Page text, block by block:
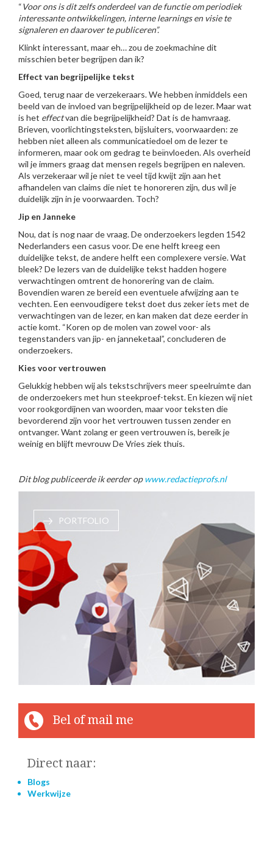
“Voor ons is dit zelfs onderdeel van de functie om periodiek
interessante ontwikkelingen, interne learnings en visie te
signaleren en daarover te publiceren”.
Klinkt interessant, maar eh… zou de zoekmachine dit
misschien beter begrijpen dan ik?
Effect van begrijpelijke tekst
Goed, terug naar de verzekeraars. We hebben inmiddels een
beeld van de invloed van begrijpelijkheid op de lezer. Maar wat
is het effectvan die begrijpelijkheid? Dat is de hamvraag.
Brieven, voorlichtingsteksten, bijsluiters, voorwaarden: ze
hebben niet alleen als communicatiedoel om de lezer te
informeren, maar ook om gedrag te beïnvloeden. Als overheid
wil je immers graag dat mensen regels begrijpen en naleven.
Als verzekeraar wil je niet te veel tijd kwijt zijn aan het
afhandelen van claims die niet te honoreren zijn, dus wil je
duidelijk zijn in je voorwaarden. Toch?
Jip en Janneke
Nou, dat is nog naar de vraag. De onderzoekers legden 1542
Nederlanders een casus voor. De ene helft kreeg een
duidelijke tekst, de andere helft een complexere versie. Wat
bleek? De lezers van de duidelijke tekst hadden hogere
verwachtingen omtrent de honorering van de claim.
Bovendien waren ze bereid een eventuele afwijzing aan te
vechten. Een eenvoudigere tekst doet dus zeker iets met de
verwachtingen van de lezer, en kan maken dat deze eerder in
actie komt. “Koren op de molen van zowel voor- als
tegenstanders van jip- en janneketaal”, concluderen de
onderzoekers.
Kies voor vertrouwen
Gelukkig hebben wij als tekstschrijvers meer speelruimte dan
de onderzoekers met hun steekproef-tekst. En kiezen wij niet
voor rookgordijnen van woorden, maar voor teksten die
bevorderend zijn voor het vertrouwen tussen zender en
ontvanger. Want zolang er geen vertrouwen is, bereik je
weinig en blijft mevrouw De Vries ziek thuis.
Dit blog publiceerde ik eerder op www.redactieprofs.nl
PORTFOLIO
Bel of mail me
Direct naar:
Blogs
Werkwijze